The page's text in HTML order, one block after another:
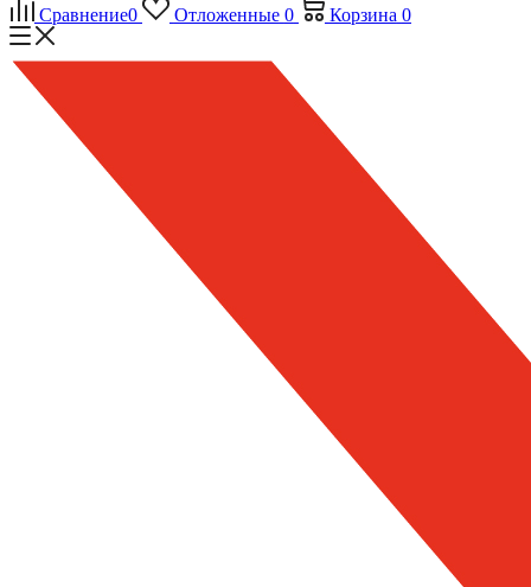
Сравнение0 Отложенные 0 Корзина 0